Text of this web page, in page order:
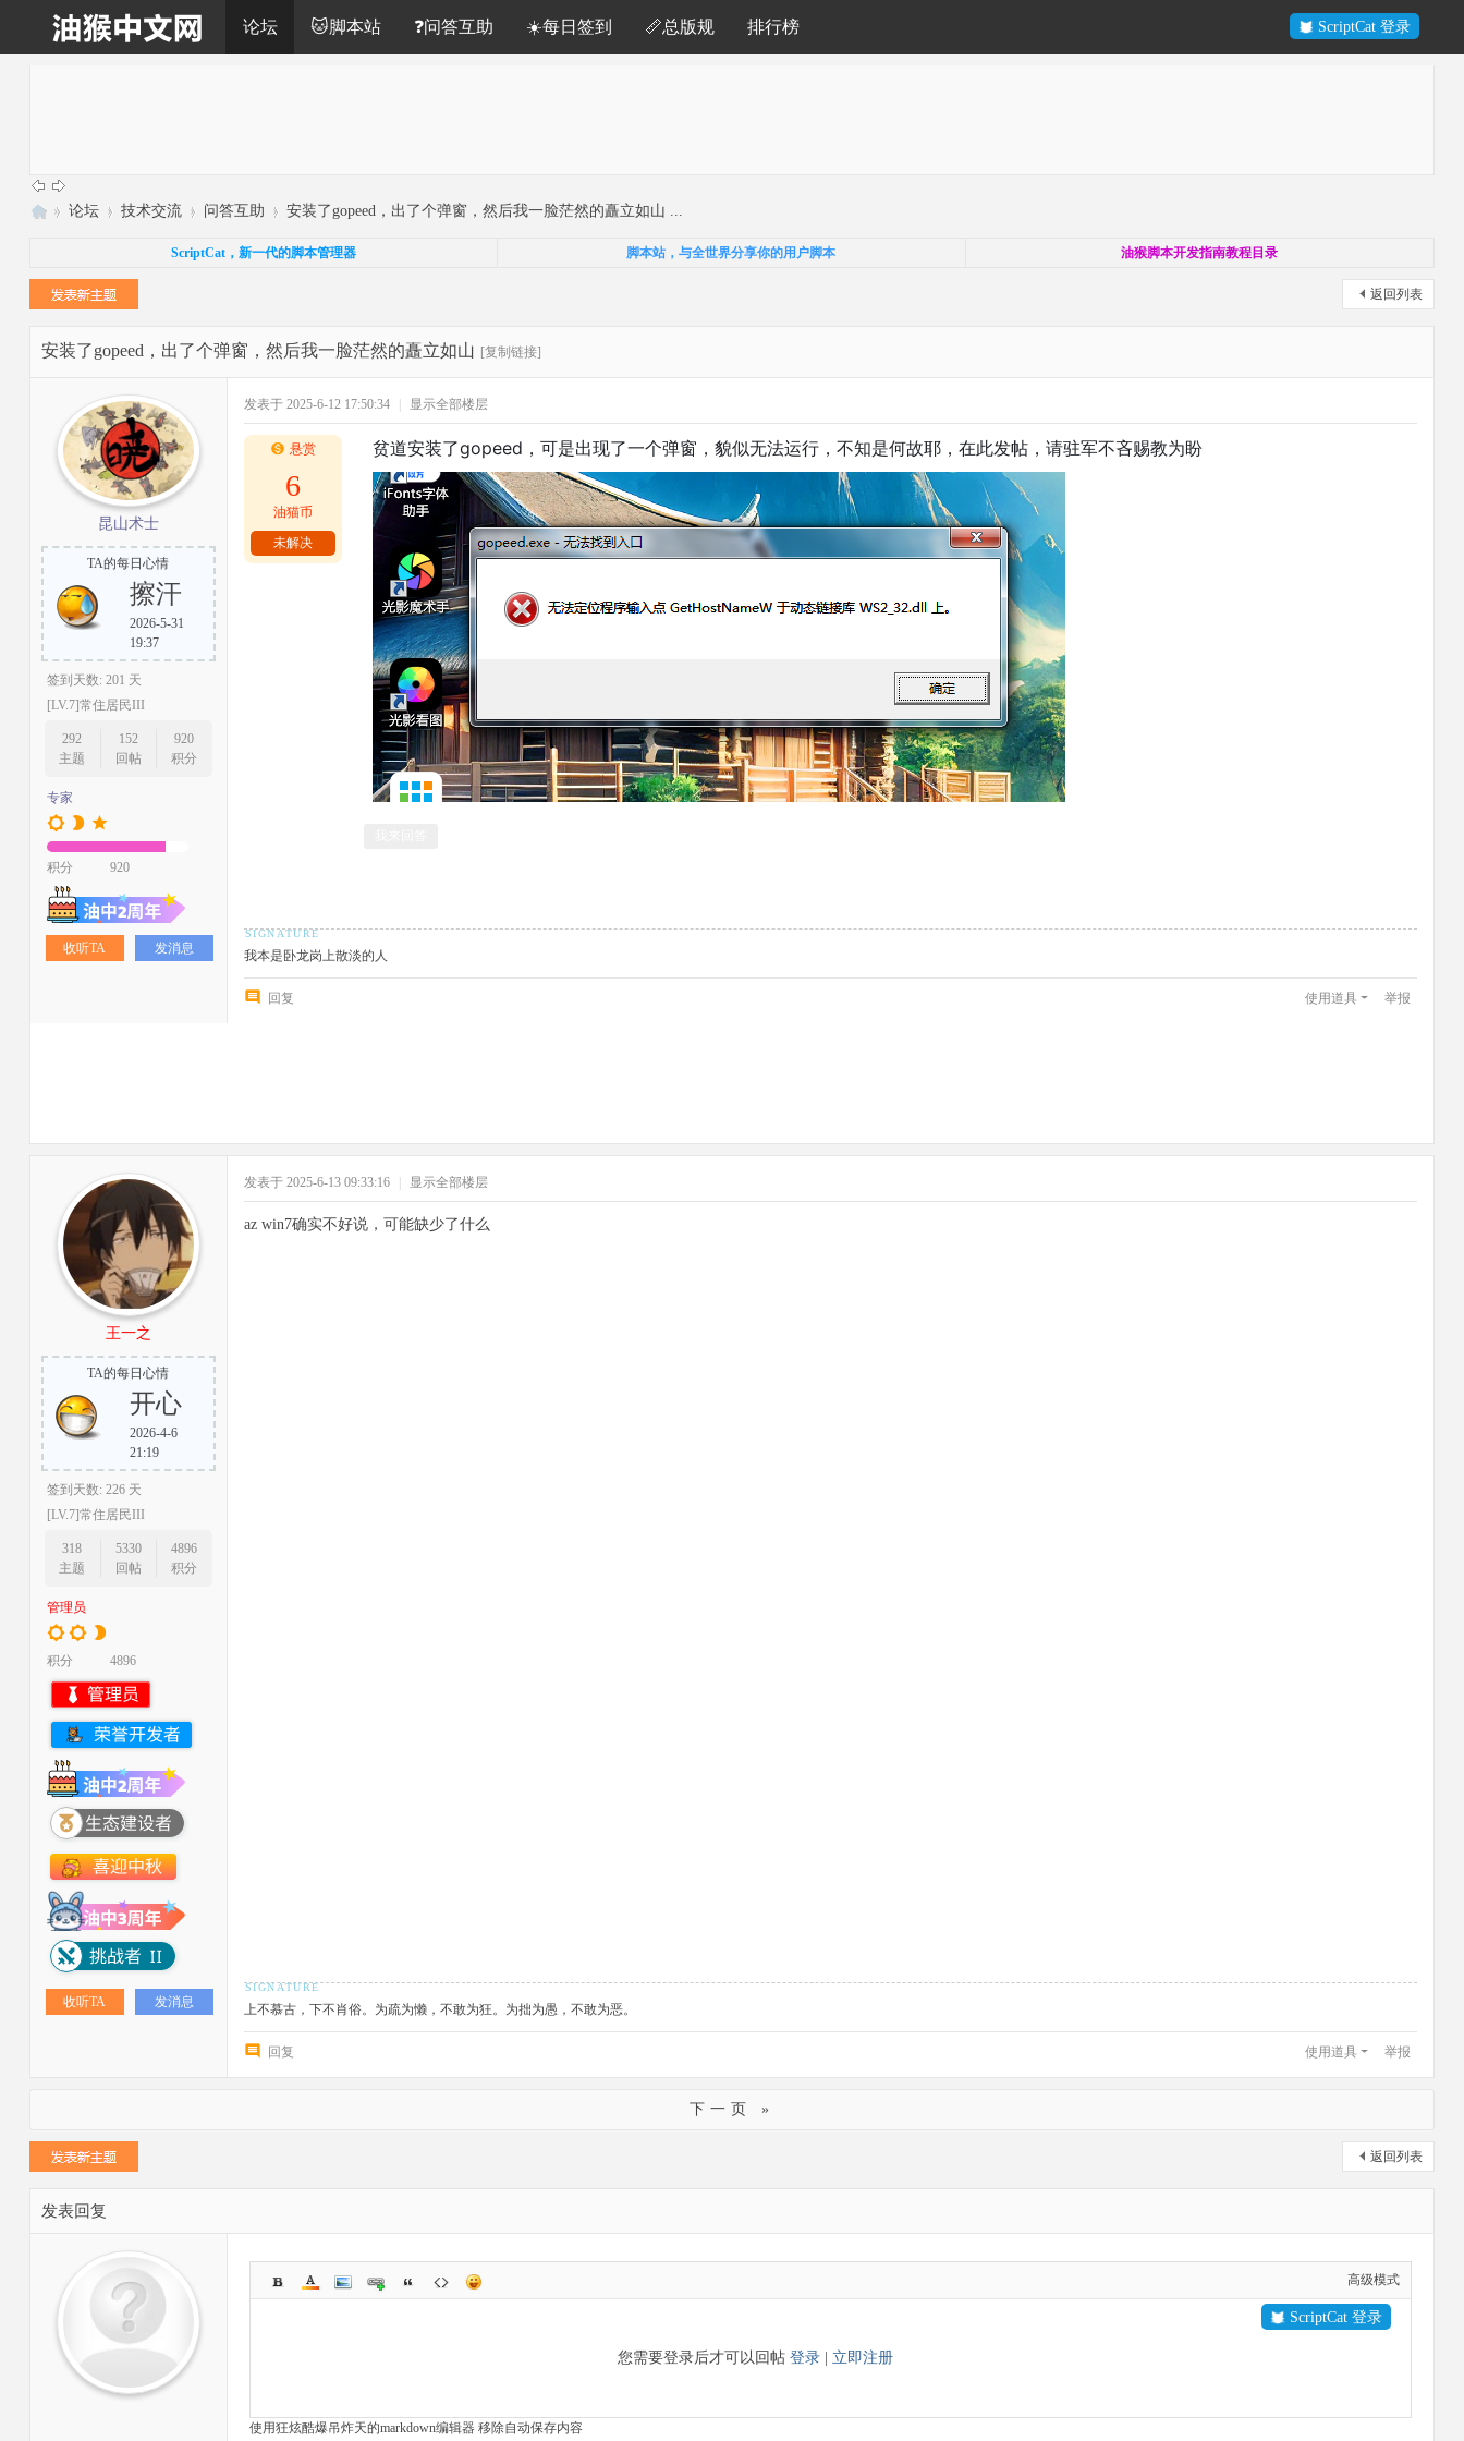
ScriptCat 登录
论坛 🐱脚本站 ❓问答互助 ☀️每日签到 📏总版规 排行榜
中
» 论坛 › 技术交流 › 问答互助 › 安装了gopeed，出了个弹窗，然后我一脸茫然的矗立如山 ...
ScriptCat，新一代的脚本管理器 脚本站，与全世界分享你的用户脚本 油猴脚本开发指南教程目录
返回列表
安装了gopeed，出了个弹窗，然后我一脸茫然的矗立如山 [复制链接]
昆山术士
TA的每日心情
擦汗
2026-5-31
19:37
签到天数: 201 天
[LV.7]常住居民III
292
主题
152
回帖
920
积分
专家
积分 920
收听TA 发消息
发表于 2025-6-12 17:50:34 显示全部楼层
悬赏
6
油猫币
未解决
贫道安装了gopeed，可是出现了一个弹窗，貌似无法运行，不知是何故耶，在此发帖，请驻军不吝赐教为盼
我本是卧龙岗上散淡的人
回复 使用道具 举报
王一之
TA的每日心情
开心
2026-4-6
21:19
签到天数: 226 天
[LV.7]常住居民III
318
主题
5330
回帖
4896
积分
管理员
积分 4896
收听TA 发消息
发表于 2025-6-13 09:33:16 显示全部楼层
az win7确实不好说，可能缺少了什么
上不慕古，下不肖俗。为疏为懒，不敢为狂。为拙为愚，不敢为恶。
回复 使用道具 举报
下一页 »
返回列表
发表回复
高级模式
您需要登录后才可以回帖登录 立即注册
ScriptCat 登录
使用狂炫酷爆吊炸天的markdown编辑器 移除自动保存内容